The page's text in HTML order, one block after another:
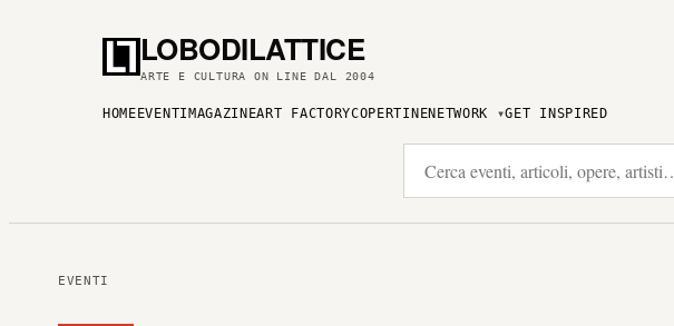
LOBODILATTICE
ARTE E CULTURA ON LINE DAL 2004
HOME EVENTI MAGAZINEART FACTORYCOPERTINENETWORK GET INSPIRED
EVENTI